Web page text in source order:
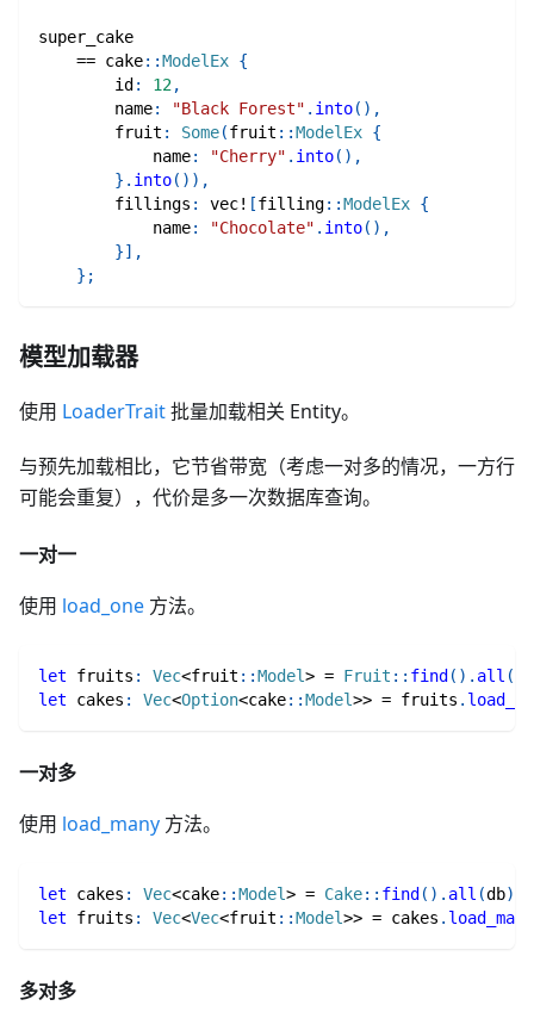
super_cake
== cake::ModelEx {
        id
: 12,
        name
: "Black Forest" . into( ) ,
        fruit
: Some(fruit ::ModelEx {
            name
: "Cherry" . into( ) ,
} . into( ) ) ,
        fillings
: vec! [filling::ModelEx {
            name
: "Chocolate" . into( ) ,
}] ,
} ;
模型加载器
使用 LoaderTrait批量加载相关 Entity。
与预先加载相比，它节省带宽（考虑一对多的情况，一方行
可能会重复），代价是多一次数据库查询。
一对一
使用 load_one 方法。
let fruits : Vec<fruit ::Model> = Fruit :: find ( ) . all (
let cakes : Vec<Option<cake::Model>> = fruits .
一对多
使用 load_many 方法。
let cakes : Vec<cake::Model> = Cake:: find ( ) . all (db)
let fruits : Vec<Vec<fruit ::Model>> = cakes . load_many
多对多